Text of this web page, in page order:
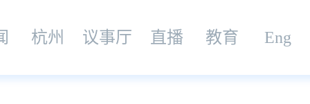
杭州 议事厅 直播 教育 Eng